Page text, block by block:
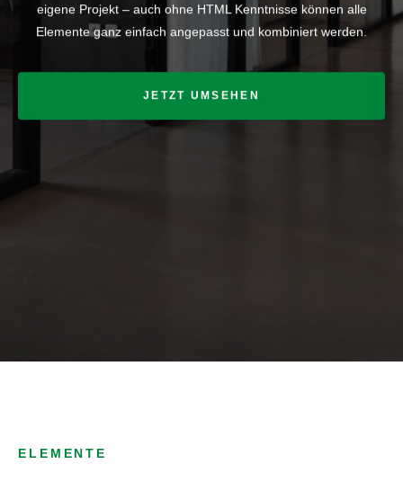
eigene Projekt – auch ohne HTML Kenntnisse können alle
Elemente ganz einfach angepasst und kombiniert werden.
JETZT UMSEHEN
ELEMENTE